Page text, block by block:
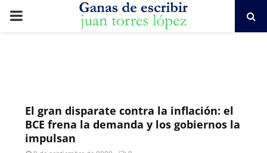
PRIMARY
El gran disparate contra la inflación: el
BCE frena la demanda y los gobiernos la
impulsan